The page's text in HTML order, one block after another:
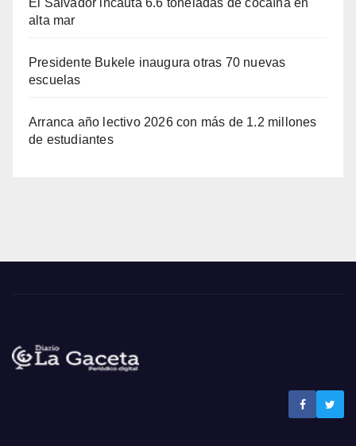
alta mar
Presidente Bukele inaugura otras 70 nuevas
escuelas
Arranca año lectivo 2026 con más de 1.2 millones
de estudiantes